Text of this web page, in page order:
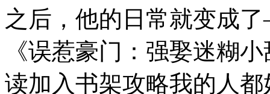
之后，他的日常就变成
《误惹豪门：强娶迷糊
读加入书架攻略我的人